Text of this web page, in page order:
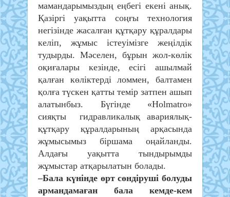
мамандарымыздың еңбегі екені анық.
Қазіргі уақытта соңғы технология
негізінде жасалған құтқару құралдары
келіп, жұмыс істеуімізге жеңілдік
тудырды. Мәселен, бұрын жол-көлік
оқиғалары кезінде, есігі ашылмай
қалған көліктерді ломмен, балтамен
қолға түскен қатты темір затпен ашып
алатынбыз. Бүгінде «Holmatro»
сияқты гидравликалық авариялық-
құтқару құралдарының арқасында
жұмысымыз біршама оңайланды.
Алдағы уақытта тындырымды
жұмыстар атқарылатын болады.
–Бала күнінде өрт сөндіруші болуды
армандамаған бала кемде-кем